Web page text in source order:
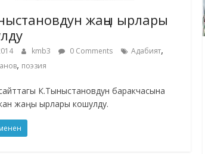
жаңы ырлары
kmb3 0 Comments Адабият,
, поэзия
К.Тыныстановдун баракчасына
жаңы ырлары кошулду.